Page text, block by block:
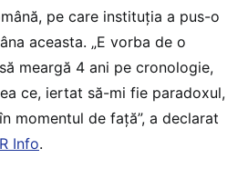
pe care instituția a pus-o
aceasta. „E vorba de o
meargă 4 ani pe cronologie,
ce, iertat să-mi fie paradoxul,
momentul de față”, a declarat
Info.